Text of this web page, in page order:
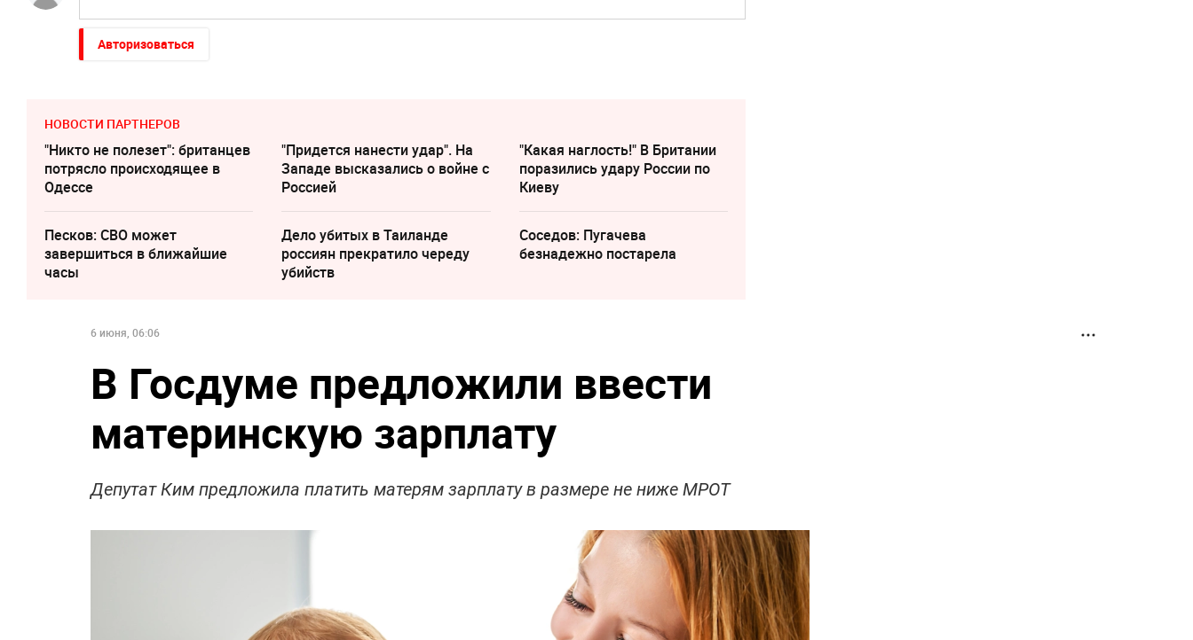
Авторизоваться
НОВОСТИ ПАРТНЕРОВ
"Никто не полезет": британцев
потрясло происходящее в
Одессе
"Придется нанести удар". На
Западе высказались о войне с
Россией
"Какая наглость!" В Британии
поразились удару России по
Киеву
Песков: СВО может
завершиться в ближайшие
часы
Дело убитых в Таиланде
россиян прекратило череду
убийств
Соседов: Пугачева
безнадежно постарела
6 июня, 06:06
В Госдуме предложили ввести
материнскую зарплату
Депутат Ким предложила платить матерям зарплату в размере не ниже МРОТ